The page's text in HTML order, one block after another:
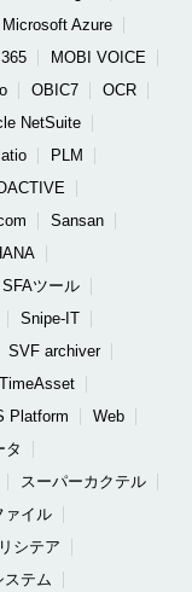
Microsoft Azure
MOBI VOICE
OBIC7
OCR
NetSuite
PLM
Sansan
SFAツール
Snipe-IT
SVF archiver
TimeAsset
Platform
Web
タ
スーパーカクテル
ァイル
リシテア
ステム